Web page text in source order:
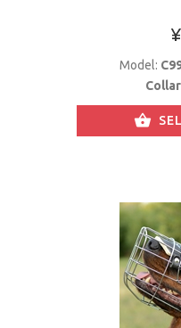
Model: